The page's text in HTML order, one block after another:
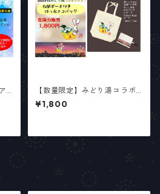
【数量限定】みどり湯コラボ
デザイン「収納ポーチ付き は
っ水エコバッグ」在庫分販売
¥1,800